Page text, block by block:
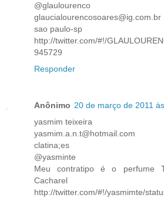
@glaulourenco
glaucialourencosoares@ig.com.br
sao paulo-sp
http://twitter.com/#!/
945729
Responder
Anônimo 20 de março de 2011
yasmim teixeira
yasmim.a.n.t@hotmail.com
clatina;es
@yasminte
Meu contratipo é o perfume
Cacharel
http://twitter.com/#!/yasmimte/